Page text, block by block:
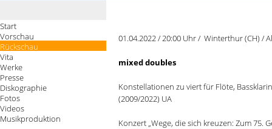
Start
Vorschau
Rückschau
Vita
Werke
Presse
Diskographie
Fotos
Videos
Musikproduktion
01.04.2022 / 20:00 Uhr / Winterthur (CH) /
mixed doubles
Konstellationen zu viert für Flöte,
(2009/2022) UA
Konzert „Wege, die sich kreuzen: Zum 75.